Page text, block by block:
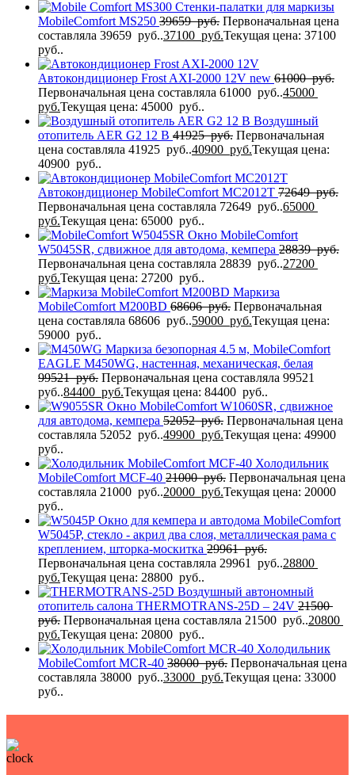
Стенки-палатки для маркизы
MobileComfort MS250 39659руб. Первоначальная цена
составляла 39659 руб..37100 руб.Текущая цена: 37100
руб..
Автокондиционер Frost AXI-2000 12V new 61000руб.
Первоначальная цена составляла 61000 руб..45000
руб.Текущая цена: 45000 руб..
Воздушный
отопитель AER G2 12 В 41925руб. Первоначальная
цена составляла 41925 руб..40900 руб.Текущая цена:
40900 руб..
Автокондиционер MobileComfort MC2012T 72649руб.
Первоначальная цена составляла 72649 руб..65000
руб.Текущая цена: 65000 руб..
Окно MobileComfort
W5045SR, сдвижное для автодома, кемпера 28839руб.
Первоначальная цена составляла 28839 руб..27200
руб.Текущая цена: 27200 руб..
Маркиза
MobileComfort M200BD 68606руб. Первоначальная
цена составляла 68606 руб..59000 руб.Текущая цена:
59000 руб..
Маркиза безопорная 4.5 м, MobileComfort
EAGLE M450WG, настенная, механическая, белая
99521руб. Первоначальная цена составляла 99521
руб..84400 руб.Текущая цена: 84400 руб..
Окно MobileComfort W1060SR, сдвижное
для автодома, кемпера 52052руб. Первоначальная цена
составляла 52052 руб..49900 руб.Текущая цена: 49900
руб..
Холодильник
MobileComfort MCF-40 21000руб. Первоначальная цена
составляла 21000 руб..20000 руб.Текущая цена: 20000
руб..
Окно для кемпера и автодома MobileComfort
W5045P, стекло - акрил два слоя, металлическая рама с
креплением, шторка-москитка 29961руб.
Первоначальная цена составляла 29961 руб..28800
руб.Текущая цена: 28800 руб..
Воздушный автономный
отопитель салона THERMOTRANS-25D – 24V 21500
руб. Первоначальная цена составляла 21500 руб..20800
руб.Текущая цена: 20800 руб..
Холодильник
MobileComfort MCR-40 38000руб. Первоначальная цена
составляла 38000 руб..33000 руб.Текущая цена: 33000
руб..